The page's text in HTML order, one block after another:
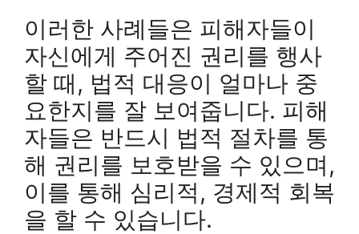
이러한 사례들은 피해자들이
자신에게 주어진 권리를 행사
할 때, 법적 대응이 얼마나 중
요한지를 잘 보여줍니다. 피해
자들은 반드시 법적 절차를 통
해 권리를 보호받을 수 있으며,
이를 통해 심리적, 경제적 회복
을 할 수 있습니다.